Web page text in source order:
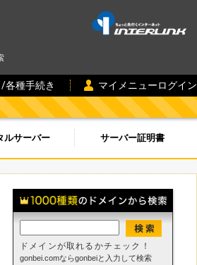
各種手続き マイメニューログイン
ルサーバー サーバー証明書
ドメインが取れるかチェック！
gonbei.comならgonbeiと入力して検索